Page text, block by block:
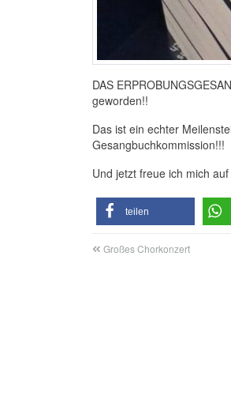
DAS
geworden!!
Das ist ein echter
Gesangbuchkommission!!!
Und jetzt freue ich mich
teilen
Großes Chorkonzert